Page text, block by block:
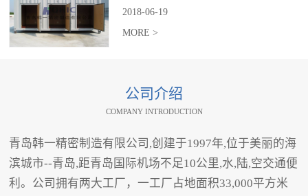
2018-06-19
MORE >
公司介绍
COMPANY INTRODUCTION
青岛韩一精密制造有限公司,创建于1997年,位于美丽的海
滨城市--青岛,距青岛国际机场不足10公里,水,陆,空交通便
利。公司拥有两大工厂，一工厂占地面积33,000平方米